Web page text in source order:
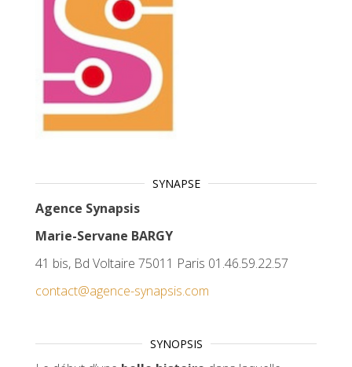
SYNAPSE
Agence Synapsis
Marie-Servane BARGY
41 bis, Bd Voltaire 75011 Paris 01.46.59.22.57
contact@agence-synapsis.com
SYNOPSIS